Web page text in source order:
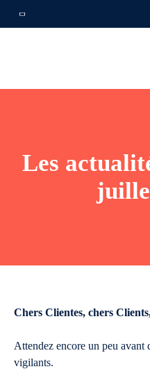
Les
Chers Clientes, chers
Attendez encore un peu
vigilants.